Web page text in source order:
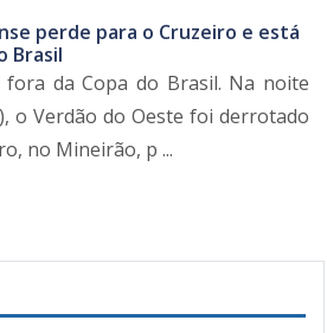
perde para o Cruzeiro e está
Brasil
fora da Copa do Brasil. Na noite
o Verdão do Oeste foi derrotado
no Mineirão, p ...